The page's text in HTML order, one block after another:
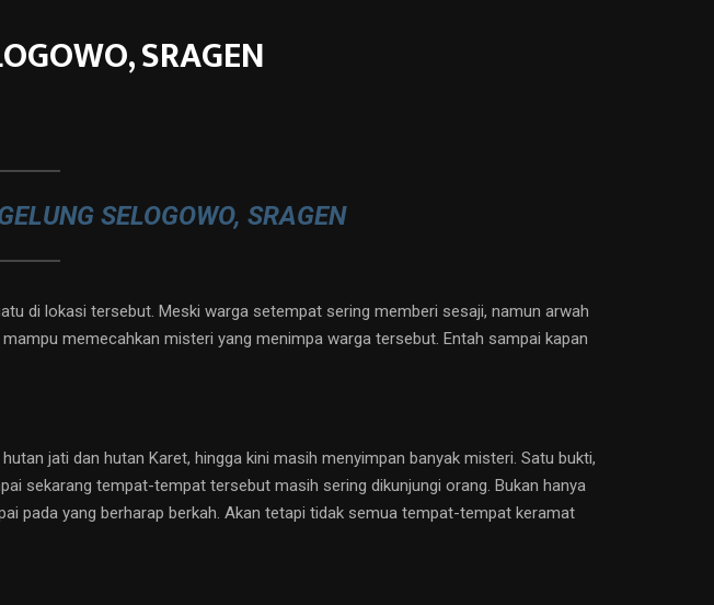
SRAGEN
SELOGOWO, SRAGEN
di lokasi tersebut. Meski warga setempat sering memberi sesaji, namun arwah
memecahkan misteri yang menimpa warga tersebut. Entah sampai kapan
jati dan hutan Karet, hingga kini masih menyimpan banyak misteri. Satu bukti,
sekarang tempat-tempat tersebut masih sering dikunjungi orang. Bukan hanya
pada yang berharap berkah. Akan tetapi tidak semua tempat-tempat keramat